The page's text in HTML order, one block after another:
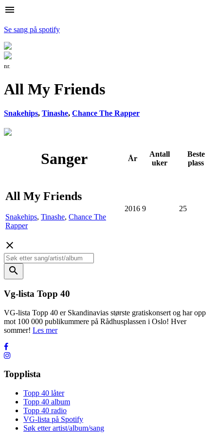
menu
Se sang på spotify
nr.
All My Friends
Snakehips, Tinashe, Chance The Rapper
Sanger År
Antall
uker
Beste
plass
All My Friends
Snakehips, Tinashe, Chance The
Rapper
2016 9 25
close
search
Vg-lista Topp 40
VG-lista Topp 40 er Skandinavias største gratiskonsert og har opp
mot 100 000 publikummere på Rådhusplassen i Oslo! Hver
sommer! Les mer
Topplista
Topp 40 låter
Topp 40 album
Topp 40 radio
VG-lista på Spotify
Søk etter artist/album/sang